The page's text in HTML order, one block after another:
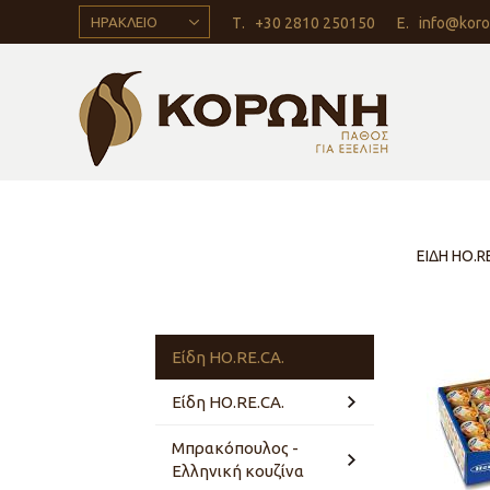
ΗΡΑΚΛΕΙΟ Τ. +30 2810 250150 Ε.
ΕΙΔΗ
Είδη HO.RE.CA.
Είδη HO.RE.CA.
Κατάλογος
Interfood
Μπρακόπουλος -
Ελληνική κουζίνα